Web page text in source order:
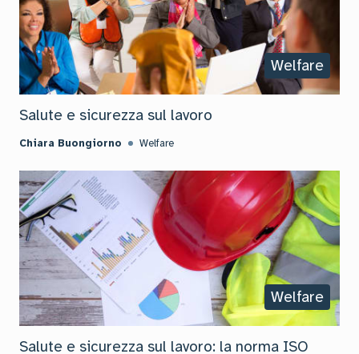
Welfare
Salute e sicurezza sul lavoro
Chiara Buongiorno Welfare
Welfare
Salute e sicurezza sul lavoro: la norma ISO